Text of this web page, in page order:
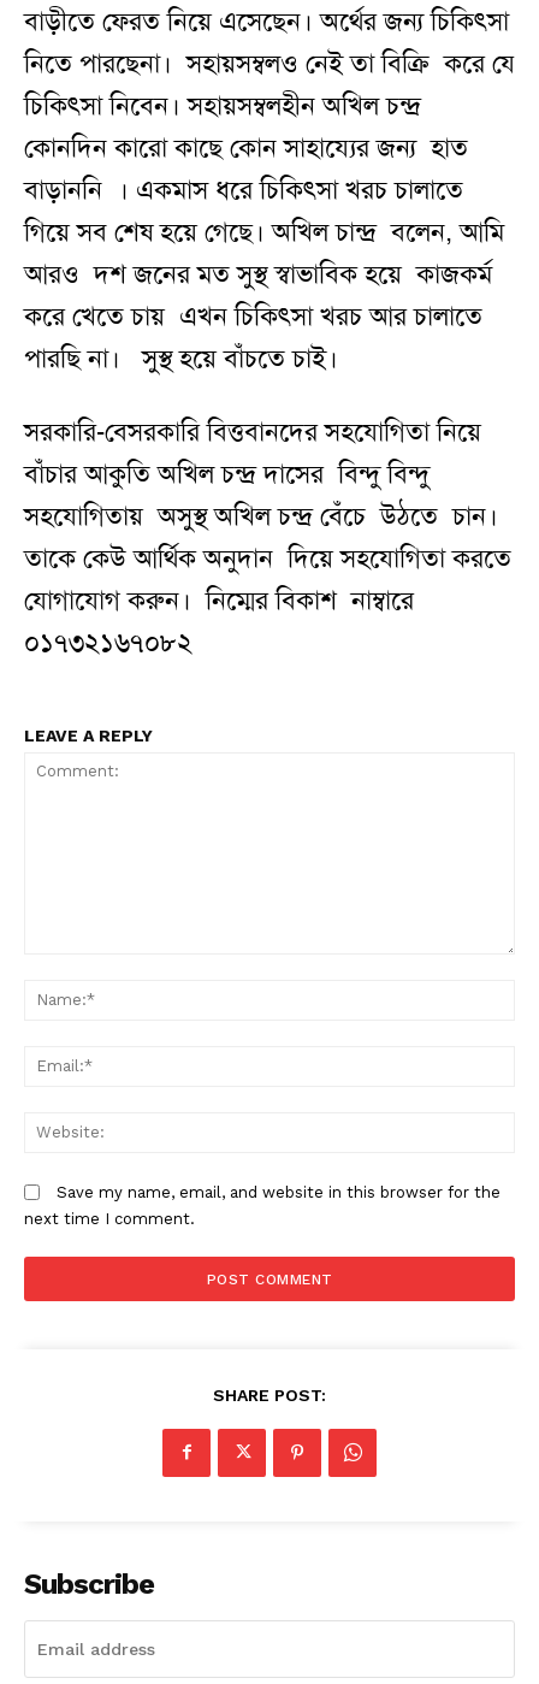
বাড়ীতে ফেরত নিয়ে এসেছেন। অর্থের জন্য চিকিৎসা
নিতে পারছেনা। সহায়সম্বলও নেই তা বিক্রি করে যে
চিকিৎসা নিবেন। সহায়সম্বলহীন অখিল চন্দ্র
কোনদিন কারো কাছে কোন সাহায্যের জন্য হাত
বাড়াননি । একমাস ধরে চিকিৎসা খরচ চালাতে
গিয়ে সব শেষ হয়ে গেছে। অখিল চান্দ্র বলেন, আমি
আরও দশ জনের মত সুস্থ স্বাভাবিক হয়ে কাজকর্ম
করে খেতে চায় এখন চিকিৎসা খরচ আর চালাতে
পারছি না। সুস্থ হয়ে বাঁচতে চাই।
সরকারি-বেসরকারি বিত্তবানদের সহযোগিতা নিয়ে
বাঁচার আকুতি অখিল চন্দ্র দাসের বিন্দু বিন্দু
সহযোগিতায় অসুস্থ অখিল চন্দ্র বেঁচে উঠতে চান।
তাকে কেউ আর্থিক অনুদান দিয়ে সহযোগিতা করতে
যোগাযোগ করুন। নিম্মের বিকাশ নাম্বারে
০১৭৩২১৬৭০৮২
LEAVE A REPLY
Save my name, email, and website in this browser for the
next time I comment.
SHARE POST:
Subscribe